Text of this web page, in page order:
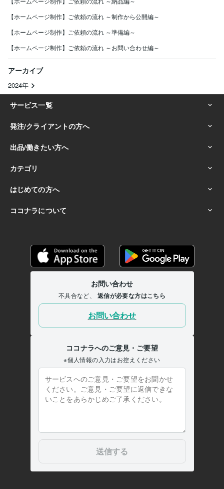
【ホームページ制作】ご依頼の流れ ～制作から公開編～
【ホームページ制作】ご依頼の流れ ～準備編～
【ホームページ制作】ご依頼の流れ ～お問い合わせ編～
アーカイブ
2024年